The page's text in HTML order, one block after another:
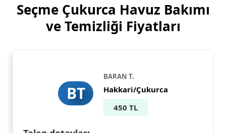
Seçme Çukurca Havuz Bakımı
ve Temizliği Fiyatları
BT
BARAN T.
Hakkari/Çukurca
450 TL